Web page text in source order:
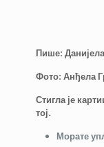
Пише:
Фото: Анђела
Стигла је
тој.
Морате